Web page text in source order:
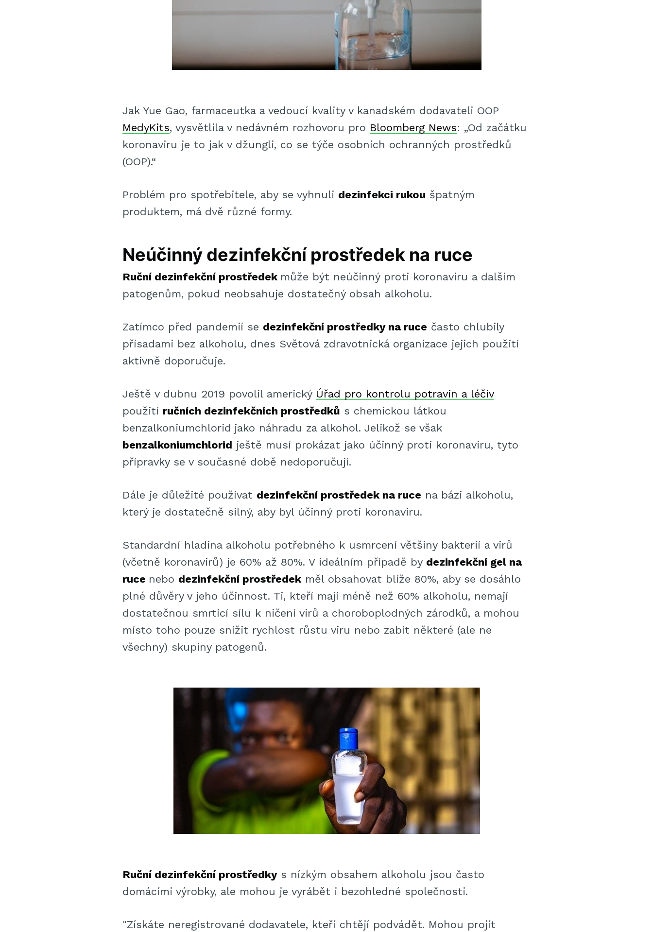
Jak Yue Gao, farmaceutka a vedoucí kvality v kanadském dodavateli OOP
MedyKits, vysvětlila v nedávném rozhovoru pro Bloomberg News: „Od začátku
koronaviru je to jak v džungli, co se týče osobních ochranných prostředků
(OOP).“
Problém pro spotřebitele, aby se vyhnuli dezinfekci rukou špatným
produktem, má dvě různé formy.
Neúčinný dezinfekční prostředek na ruce
Ruční dezinfekční prostředek může být neúčinný proti koronaviru a dalším
patogenům, pokud neobsahuje dostatečný obsah alkoholu.
Zatímco před pandemií se dezinfekční prostředky na ruce často chlubily
přísadami bez alkoholu, dnes Světová zdravotnická organizace jejich použití
aktivně doporučuje.
Ještě v dubnu 2019 povolil americký Úřad pro kontrolu potravin a léčiv
použití ručních dezinfekčních prostředků s chemickou látkou
benzalkoniumchlorid jako náhradu za alkohol. Jelikož se však
benzalkoniumchlorid ještě musí prokázat jako účinný proti koronaviru, tyto
přípravky se v současné době nedoporučují.
Dále je důležité používat dezinfekční prostředek na ruce na bázi alkoholu,
který je dostatečně silný, aby byl účinný proti koronaviru.
Standardní hladina alkoholu potřebného k usmrcení většiny bakterií a virů
(včetně koronavirů) je 60% až 80%. V ideálním případě by dezinfekční gel na
ruce nebo dezinfekční prostředek měl obsahovat blíže 80%, aby se dosáhlo
plné důvěry v jeho účinnost. Ti, kteří mají méně než 60% alkoholu, nemají
dostatečnou smrtící sílu k ničení virů a choroboplodných zárodků, a mohou
místo toho pouze snížit rychlost růstu viru nebo zabít některé (ale ne
všechny) skupiny patogenů.
Ruční dezinfekční prostředkys nízkým obsahem alkoholu jsou často
domácími výrobky, ale mohou je vyrábět i bezohledné společnosti.
"Získáte neregistrované dodavatele, kteří chtějí podvádět. Mohou projít